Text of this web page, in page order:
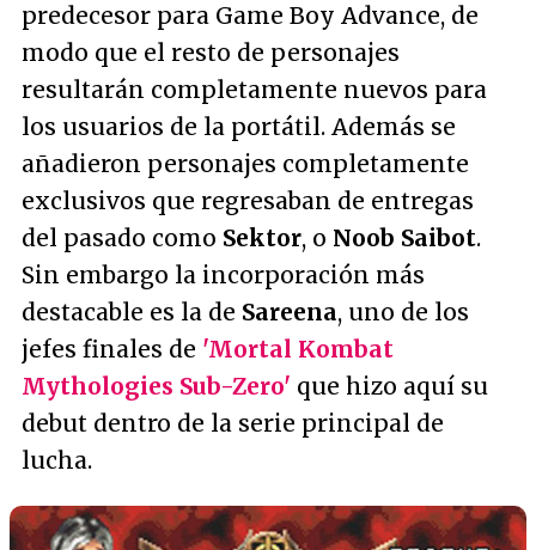
predecesor para Game Boy Advance, de
modo que el resto de personajes
resultarán completamente nuevos para
los usuarios de la portátil. Además se
añadieron personajes completamente
exclusivos que regresaban de entregas
del pasado como Sektor, o Noob Saibot.
Sin embargo la incorporación más
destacable es la de Sareena, uno de los
jefes finales de 'Mortal Kombat
Mythologies Sub-Zero' que hizo aquí su
debut dentro de la serie principal de
lucha.